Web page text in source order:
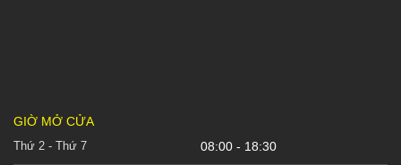
GIỜ MỞ CỬA
Thứ 2 - Thứ 7 08:00 - 18:30